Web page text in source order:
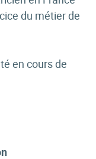
du métier de
en cours de